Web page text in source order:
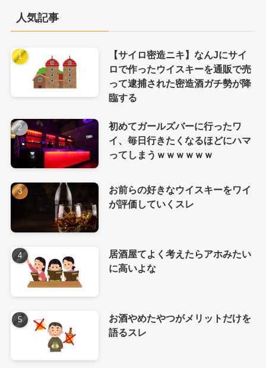
人気記事
【サイロ密造ニキ】なんJにサイ
ロで作ったウイスキーを通販で売
って逮捕された密造酒ガチ勢が降
臨する
初めてガールズバーに行ったワ
イ、毎日行きたくなるほどにハマ
ってしまうｗｗｗｗｗｗ
お前らの好きなウイスキーをワイ
が評価していくスレ
居酒屋てよく考えたらアホみたい
に高いよな
お酒やめたやつがメリットだけを
語るスレ